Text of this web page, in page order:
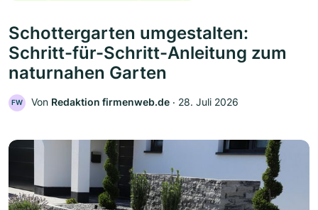
Schottergarten umgestalten:
Schritt-für-Schritt-Anleitung zum
naturnahen Garten
FW Von Redaktion firmenweb.de ‧ 28. Juli 2026